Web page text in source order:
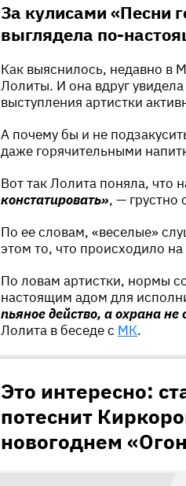
За кулисами «Песни
выглядела по-
Как выяснилось, недавно в
Лолиты. И она вдруг
выступления артистки
А почему бы и не
даже горячительными
Вот так Лолита поняла, что
констатировать», — грустно
По ее словам, «веселые»
этом то, что происходило
По ловам артистки, нормы
настоящим адом для
пьяное действо, а охрана не
Лолита в беседе с МК.
Это интересно:
потеснит
новогоднем